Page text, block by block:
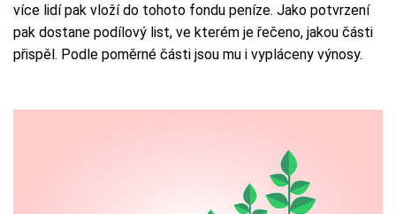
více lidí pak vloží do tohoto fondu peníze. Jako potvrzení
pak dostane podílový list, ve kterém je řečeno, jakou části
přispěl. Podle poměrné části jsou mu i vypláceny výnosy.